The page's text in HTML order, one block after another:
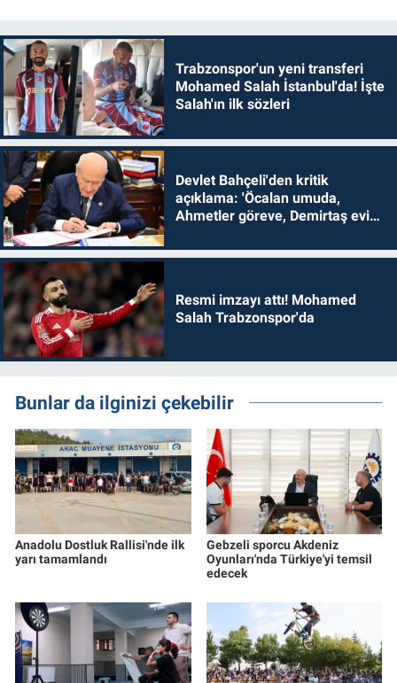
Trabzonspor'un yeni transferi
Mohamed Salah İstanbul'da! İşte
Salah'ın ilk sözleri
Devlet Bahçeli'den kritik
açıklama: 'Öcalan umuda,
Ahmetler göreve, Demirtaş evine
Resmi imzayı attı! Mohamed
Salah Trabzonspor'da
Bunlar da ilginizi çekebilir
Anadolu Dostluk Rallisi'nde ilk
yarı tamamlandı
Gebzeli sporcu Akdeniz
Oyunları'nda Türkiye'yi temsil
edecek